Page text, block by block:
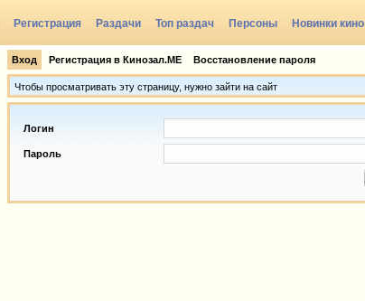
Регистрация Раздачи Топ раздач Персоны Новинки кино
Вход Регистрация в Кинозал.МЕ Восстановление пароля
Чтобы просматривать эту страницу, нужно зайти на сайт
Логин
Пароль